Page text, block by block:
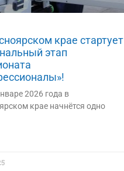
крае стартует
этап
2026 года в
крае начнётся одно